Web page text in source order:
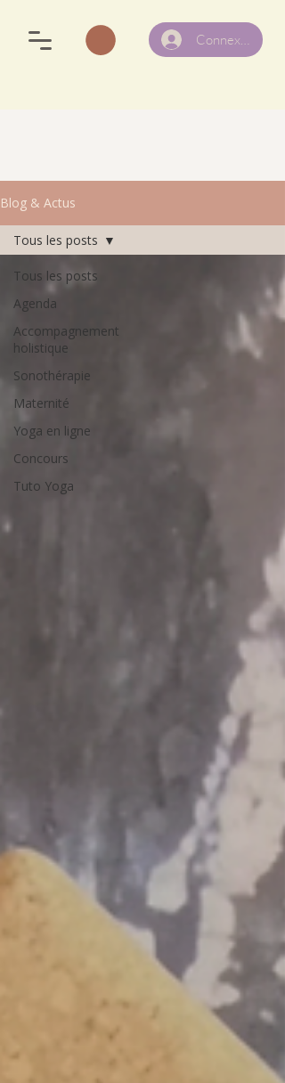
Connexion
Blog & Actus
Tous les posts
Agenda
Accompagnement
holistique
Sonothérapie
Maternité
Yoga en ligne
Concours
Tuto Yoga
Tous les posts